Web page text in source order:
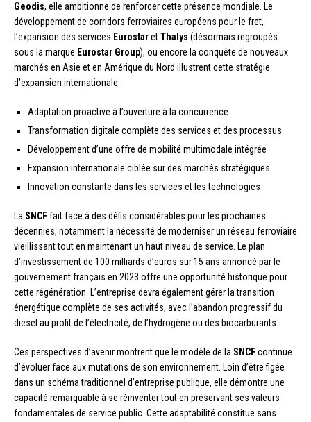
Geodis, elle ambitionne de renforcer cette présence mondiale. Le
développement de corridors ferroviaires européens pour le fret,
l’expansion des services EurostaretThalys (désormais regroupés
sous la marque Eurostar Group), ou encore la conquête de nouveaux
marchés en Asie et en Amérique du Nord illustrent cette stratégie
d’expansion internationale.
Adaptation proactive à l’ouverture à la concurrence
Transformation digitale complète des services et des processus
Développement d’une offre de mobilité multimodale intégrée
Expansion internationale ciblée sur des marchés stratégiques
Innovation constante dans les services et les technologies
La SNCFfait face à des défis considérables pour les prochaines
décennies, notamment la nécessité de moderniser un réseau ferroviaire
vieillissant tout en maintenant un haut niveau de service. Le plan
d’investissement de 100 milliards d’euros sur 15 ans annoncé par le
gouvernement français en 2023 offre une opportunité historique pour
cette régénération. L’entreprise devra également gérer la transition
énergétique complète de ses activités, avec l’abandon progressif du
diesel au profit de l’électricité, de l’hydrogène ou des biocarburants.
Ces perspectives d’avenir montrent que le modèle de la SNCFcontinue
d’évoluer face aux mutations de son environnement. Loin d’être figée
dans un schéma traditionnel d’entreprise publique, elle démontre une
capacité remarquable à se réinventer tout en préservant ses valeurs
fondamentales de service public. Cette adaptabilité constitue sans